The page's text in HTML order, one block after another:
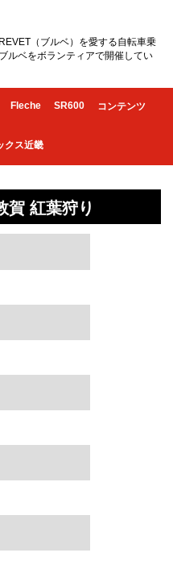
（ブルベ）を愛する自転車乗
ルベをボランティアで開催してい
Fleche SR600 コンテンツ
クス近畿
賀 紅葉狩り